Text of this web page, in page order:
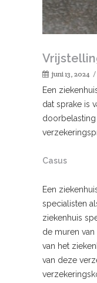
juni 13, 2024
Een
dat sprake is
Casus
Een
specialisten
ziekenhuis
de muren
van het
van deze